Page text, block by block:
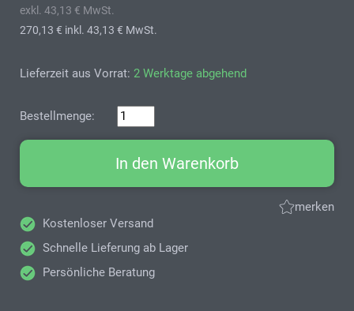
exkl. 43,13 € MwSt.
270,13 € inkl. 43,13 € MwSt.
Lieferzeit aus Vorrat: 2 Werktage abgehend
Bestellmenge:
In den Warenkorb
merken
Kostenloser Versand
Schnelle Lieferung ab Lager
Persönliche Beratung